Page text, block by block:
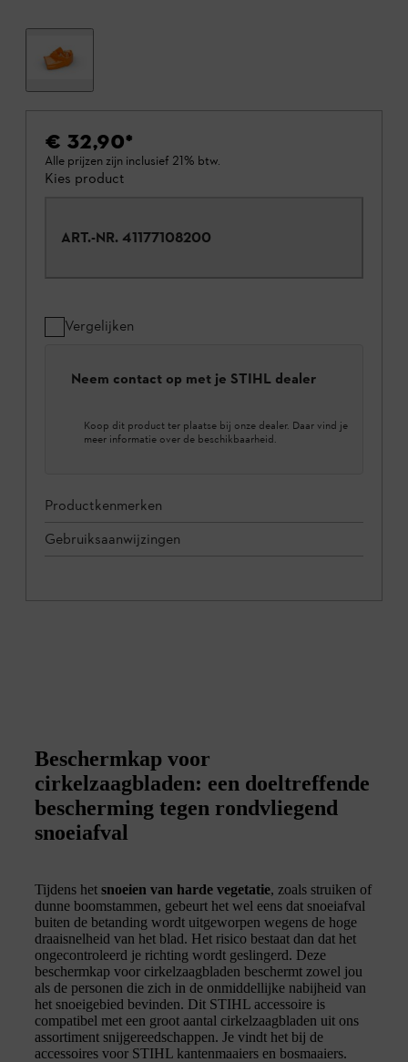
€ 32,90*
Alle prijzen zijn inclusief 21% btw.
Kies product
ART.-NR. 41177108200
Vergelijken
Neem contact op met je STIHL dealer
Koop dit product ter plaatse bij onze dealer. Daar vind je
meer informatie over de beschikbaarheid.
Productkenmerken
Gebruiksaanwijzingen
Beschermkap voor
cirkelzaagbladen: een doeltreffende
bescherming tegen rondvliegend
snoeiafval
Tijdens het snoeien van harde vegetatie, zoals struiken of
dunne boomstammen, gebeurt het wel eens dat snoeiafval
buiten de betanding wordt uitgeworpen wegens de hoge
draaisnelheid van het blad. Het risico bestaat dan dat het
ongecontroleerd je richting wordt geslingerd. Deze
beschermkap voor cirkelzaagbladen beschermt zowel jou
als de personen die zich in de onmiddellijke nabijheid van
het snoeigebied bevinden. Dit STIHL accessoire is
compatibel met een groot aantal cirkelzaagbladen uit ons
assortiment snijgereedschappen. Je vindt het bij de
accessoires voor STIHL kantenmaaiers en bosmaaiers.